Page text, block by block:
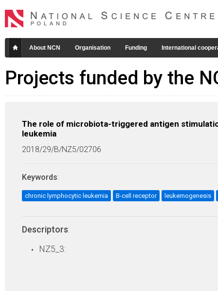
About NCN Organisation Funding International
Projects funded by the
The role of microbiota-triggered antigen
leukemia
2018/29/B/NZ5/02706
Keywords:
chronic lymphocytic leukemia B-cell receptor leukemogenesis
Descriptors:
NZ5_3: